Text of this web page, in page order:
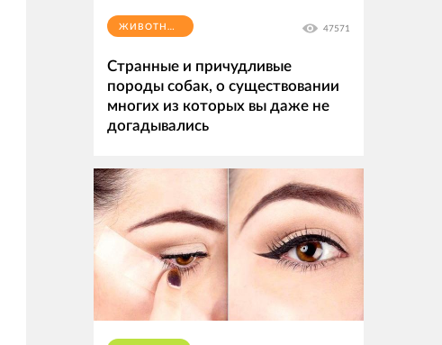
ЖИВОТНЫЕ 47571
Странные и причудливые
породы собак, о существовании
многих из которых вы даже не
догадывались